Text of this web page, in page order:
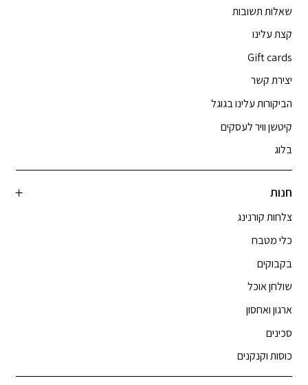
שאלות תשובות
קצת עלינו
Gift cards
יצירת קשר
הביקורות עלינו בגוגל
קיטשן וויר לעסקים
בלוג
חנות
צלחות קורנינג
כלי מטבח
בקבוקים
שולחן אוכל
ארגון ואחסון
סכינים
כוסות וקנקנים